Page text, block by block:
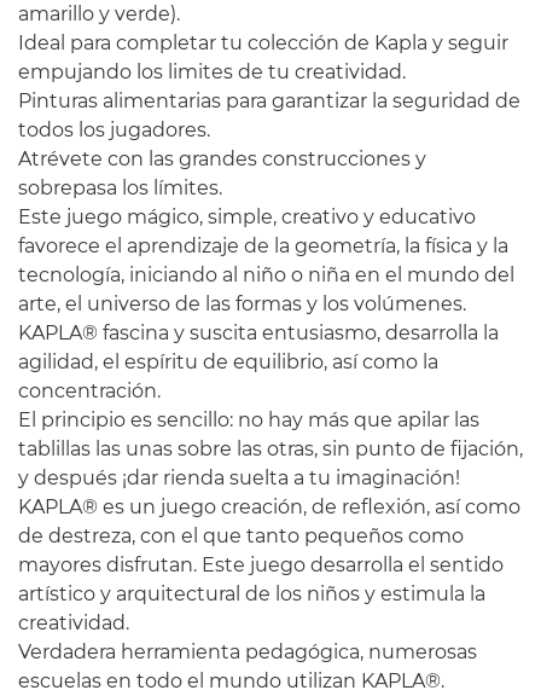
amarillo y verde).
Ideal para completar tu colección de Kapla y seguir
empujando los limites de tu creatividad.
Pinturas alimentarias para garantizar la seguridad de
todos los jugadores.
Atrévete con las grandes construcciones y
sobrepasa los límites.
Este juego mágico, simple, creativo y educativo
favorece el aprendizaje de la geometría, la física y la
tecnología, iniciando al niño o niña en el mundo del
arte, el universo de las formas y los volúmenes.
KAPLA® fascina y suscita entusiasmo, desarrolla la
agilidad, el espíritu de equilibrio, así como la
concentración.
El principio es sencillo: no hay más que apilar las
tablillas las unas sobre las otras, sin punto de fijación,
y después ¡dar rienda suelta a tu imaginación!
KAPLA® es un juego creación, de reflexión, así como
de destreza, con el que tanto pequeños como
mayores disfrutan. Este juego desarrolla el sentido
artístico y arquitectural de los niños y estimula la
creatividad.
Verdadera herramienta pedagógica, numerosas
escuelas en todo el mundo utilizan KAPLA®.